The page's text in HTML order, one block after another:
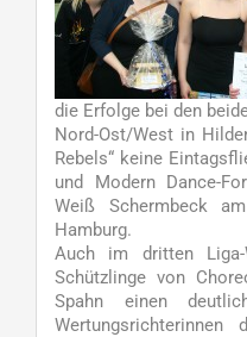
die Erfolge bei den
Nord-Ost/West in
Rebels“ keine
und Modern Dance-
Weiß Schermbeck
Hamburg.
Auch im dritten
Schützlinge von
Spahn einen